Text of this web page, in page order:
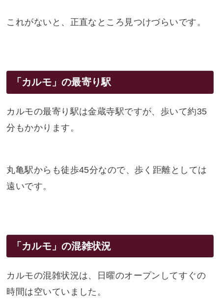
これがないと、正直なところ見つけづらいです。
「カルモ」の最寄り駅
カルモの最寄り駅は金蔵寺駅ですが、歩いて約35
分もかかります。
丸亀駅からも徒歩45分なので、歩く距離としては
遠いです。
「カルモ」の混雑状況
カルモの混雑状況は、日曜のオープンしてすぐの
時間は空いていました。